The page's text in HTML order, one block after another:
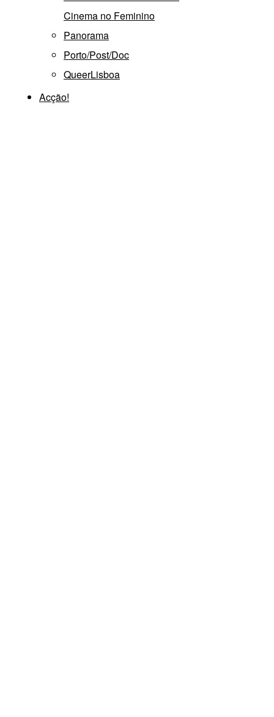
Cinema no Feminino
Panorama
Porto/Post/Doc
QueerLisboa
Acção!